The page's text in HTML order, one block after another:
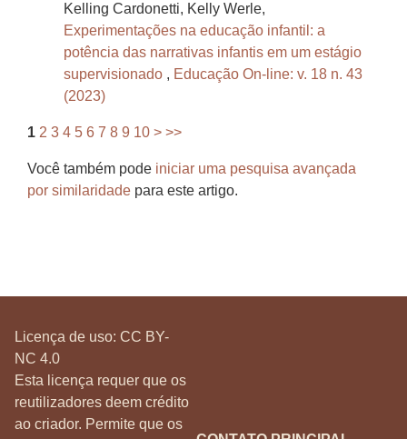
Kelling Cardonetti, Kelly Werle,
Experimentações na educação infantil: a
potência das narrativas infantis em um estágio
supervisionado , Educação On-line: v. 18 n. 43
(2023)
1 2 3 4 5 6 7 8 9 10 > >>
Você também pode iniciar uma pesquisa avançada
por similaridade para este artigo.
Licença de uso: CC BY-
NC 4.0
Esta licença requer que os
reutilizadores deem crédito
ao criador. Permite que os